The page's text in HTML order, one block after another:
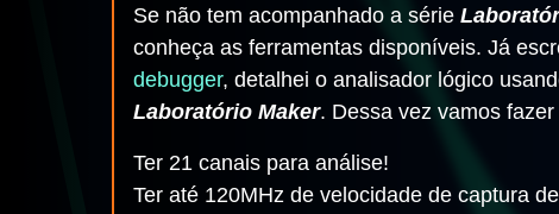
Se não tem acompanhado a série
conheça as ferramentas disponíveis. Já
debugger, detalhei o analisador lógico
Laboratório Maker. Dessa vez vamos
Ter 21 canais para análise!
Ter até 120MHz de velocidade de captura